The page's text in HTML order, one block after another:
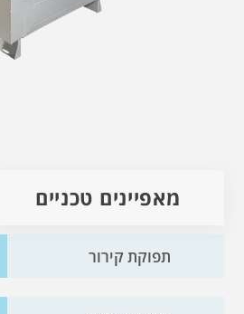
מאפיינים טכניים
תפוקת קירור